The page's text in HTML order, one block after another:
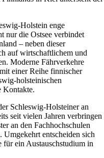
Holstein enge
nur die Ostsee verbindet
– neben dieser
auf wirtschaftlichem und
Moderne Fährverkehre
einer Reihe finnischer
holsteinischen
Kontakte.
Schleswig-Holsteiner an
seit vielen Jahren verbringen
an den Fachhochschulen
entscheiden sich
für ein Austauschstudium in